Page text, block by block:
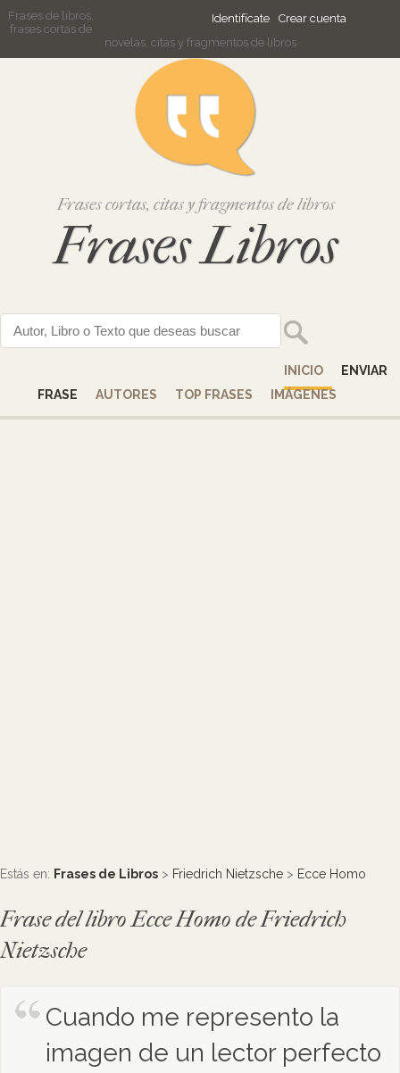
Identifícate Crear cuenta
Frases de libros,
frases cortas de
novelas, citas y fragmentos de libros
Frases cortas, citas y fragmentos de libros
Frases Libros
INICIO
ENVIAR
FRASE
AUTORES TOP FRASES IMÁGENES
Estás en: Frases de Libros > Friedrich Nietzsche > Ecce Homo
Frase del libro Ecce Homo de Friedrich
Nietzsche
Cuando me represento la
imagen de un lector perfecto